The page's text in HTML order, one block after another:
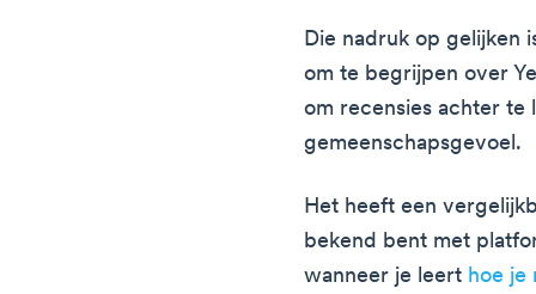
Die nadruk op gelijken
om te begrijpen over
om recensies achter te
gemeenschapsgevoel.
Het heeft een
bekend bent met
wanneer je leert hoe je